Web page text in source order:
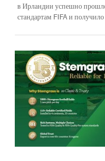
в Ирландии успешно
стандартам FIFA и